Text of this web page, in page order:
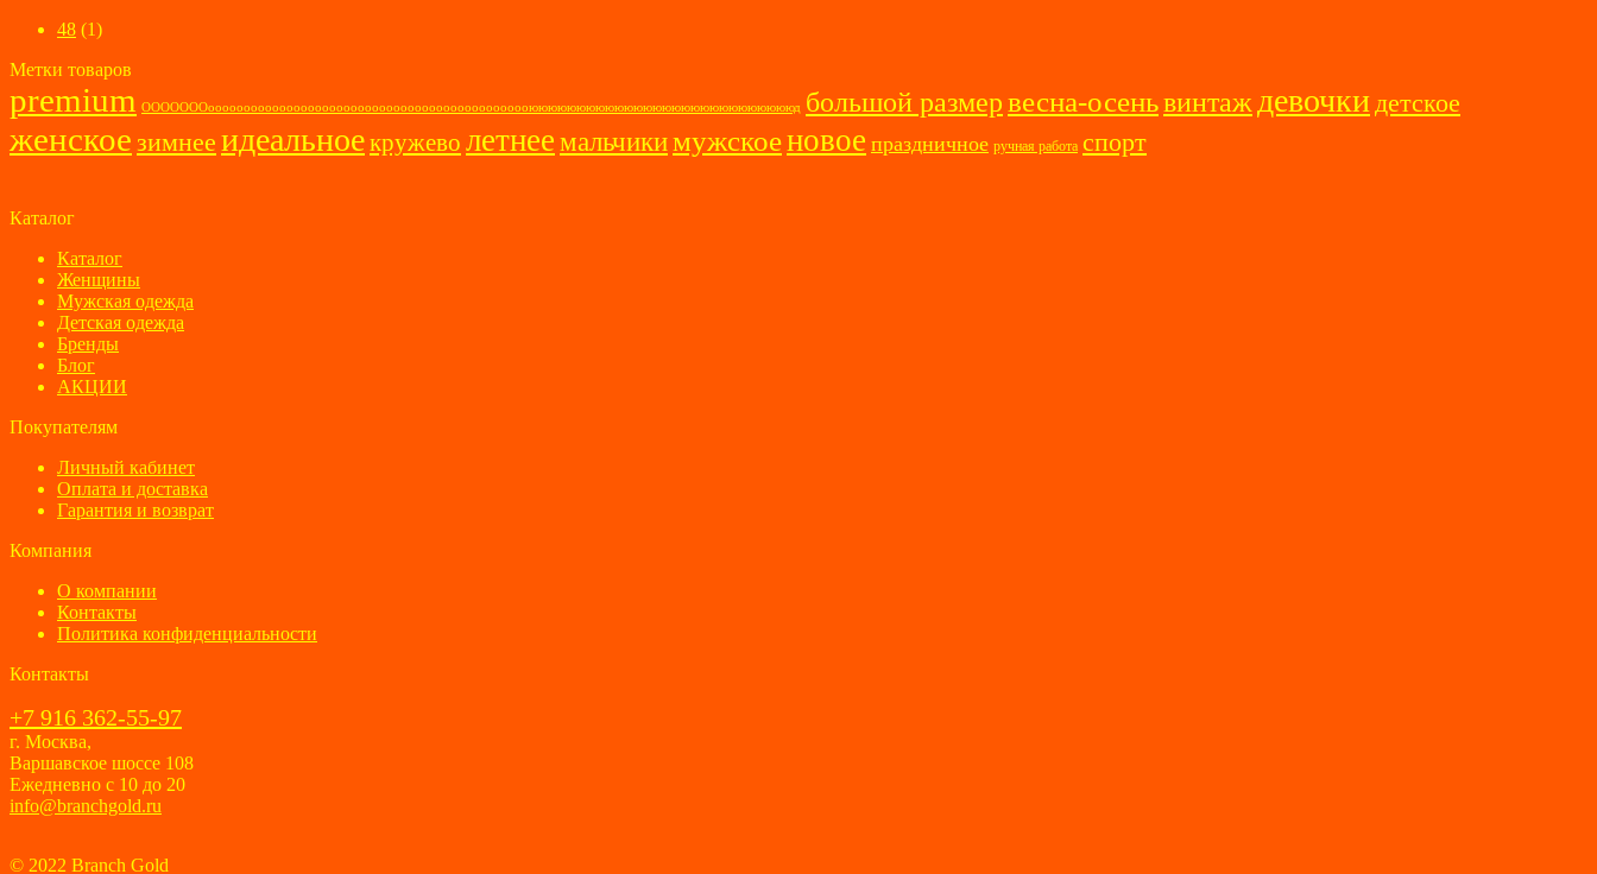
48 (1)
Метки товаров
premium ОООООООоооооооооооооооооооооооооооооооооооооооооооооююююююююююююююююююююююююююююд большой размервесна-осеньвинтаж девочки детское
женское зимнее идеальноекружево летнее мальчикимужскоеновое праздничное ручная работа спорт
Каталог
Каталог
Женщины
Мужская одежда
Детская одежда
Бренды
Блог
АКЦИИ
Покупателям
Личный кабинет
Оплата и доставка
Гарантия и возврат
Компания
О компании
Контакты
Политика конфиденциальности
Контакты
+7 916 362-55-97
г. Москва,
Варшавское шоссе 108
Ежедневно с 10 до 20
info@branchgold.ru
© 2022 Branch Gold